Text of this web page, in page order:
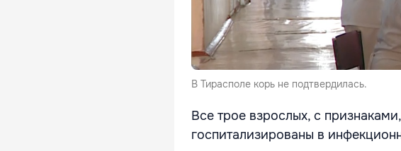
В Тирасполе корь не подтвердилась.
Все трое взрослых, с
госпитализированы в